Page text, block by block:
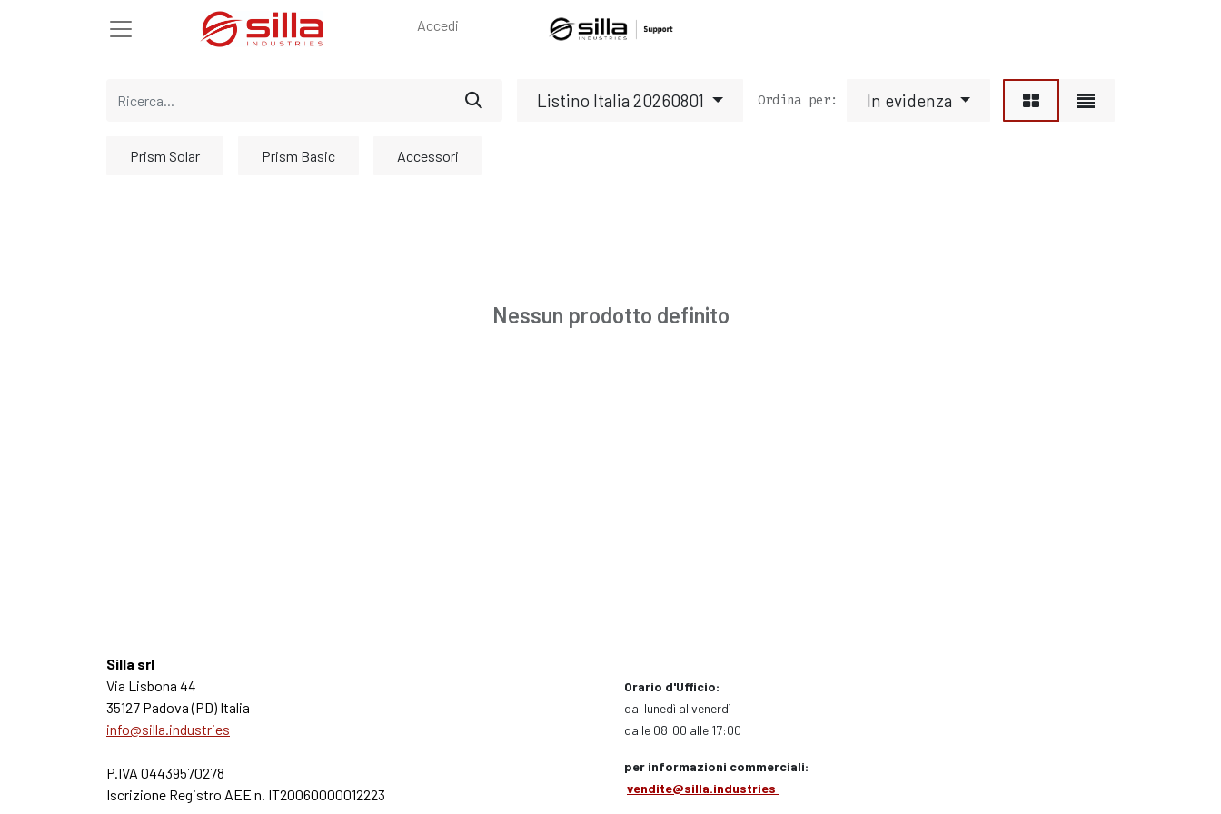
Accedi
Listino Italia 20260801 Ordina per: In evidenza
Prism Solar Prism Basic Accessori
Nessun prodotto definito
Silla srl
Via Lisbona 44
35127 Padova (PD) Italia
info@silla.industries
P.IVA 04439570278
Iscrizione Registro AEE n. IT20060000012223
Orario d'Ufficio:
dal lunedì al venerdì
dalle 08:00 alle 17:00
per informazioni commerciali:
vendite@silla.industries